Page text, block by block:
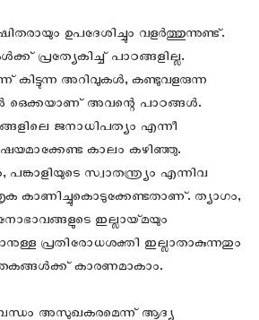
ഉപദേശിച്ചും വളർത്തുന്നുണ്ട്‌.
പ്രത്യേകിച്ച്‌ പാഠങ്ങളില്ല.
കിട്ടുന്ന അറിവുകൾ, കണ്ടുവളരുന്ന
ഒെക്കയാണ്‌ അവന്റെ പാഠങ്ങൾ.
ജനാധിപത്യം എന്നീ
കാലം കഴിഞ്ഞു.
സ്വാതന്ത്ര്യം എന്നിവ
കാണിച്ചുകൊടുക്കേണ്ടതാണ്‌. ത്യാഗം,
ഇല്ലായ്‌മയും
പ്രതിരോധശക്തി ഇല്ലാതാകുന്നതും
കാരണമാകാം.
അസുഖകരമെന്ന്‌ ആദ്യ